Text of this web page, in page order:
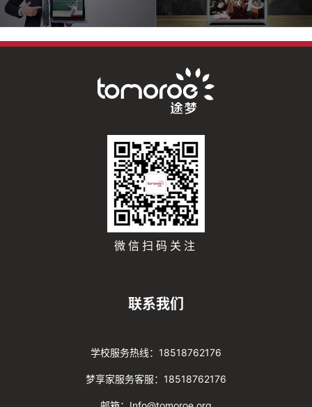
微信扫码关注
联系我们
学校服务热线：18518762176
梦享家服务客服：18518762176